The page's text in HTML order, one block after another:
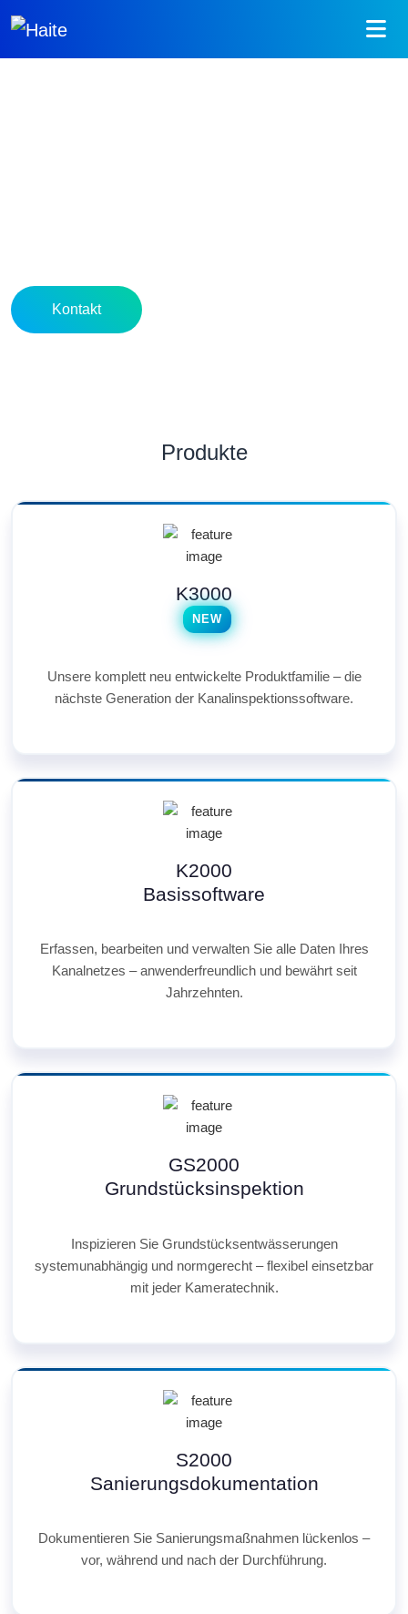
Kontakt
Produkte
K3000
NEW
Unsere komplett neu entwickelte Produktfamilie – die
nächste Generation der Kanalinspektionssoftware.
K2000
Basissoftware
Erfassen, bearbeiten und verwalten Sie alle Daten Ihres
Kanalnetzes – anwenderfreundlich und bewährt seit
Jahrzehnten.
GS2000
Grundstücksinspektion
Inspizieren Sie Grundstücksentwässerungen
systemunabhängig und normgerecht – flexibel einsetzbar
mit jeder Kameratechnik.
S2000
Sanierungsdokumentation
Dokumentieren Sie Sanierungsmaßnahmen lückenlos –
vor, während und nach der Durchführung.